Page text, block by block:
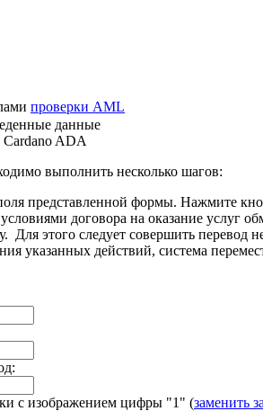
проверки AML
данные
ADA
выполнить несколько шагов:
представленной формы. Нажмите
договора на оказание услуг
Для этого следует совершить
указанных действий, система
с изображением цифры "1" (заменить